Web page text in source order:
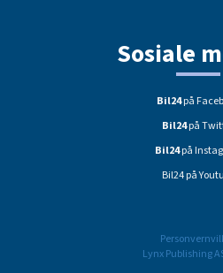
Sosiale
Bil24på
Bil24på
Bil24på
Bil24 på
Lynx Publishing